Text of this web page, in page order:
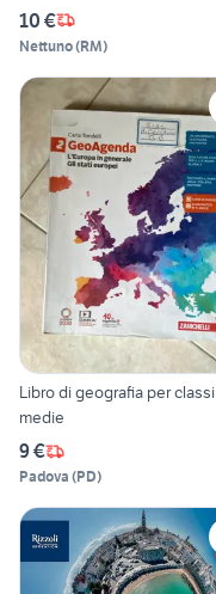
10 €
Nettuno(RM)
Libro di geografia per classi
medie
9 €
Padova (PD)